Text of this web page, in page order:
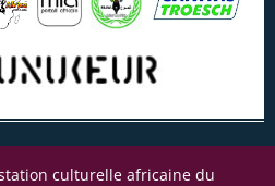
culturelle africaine du